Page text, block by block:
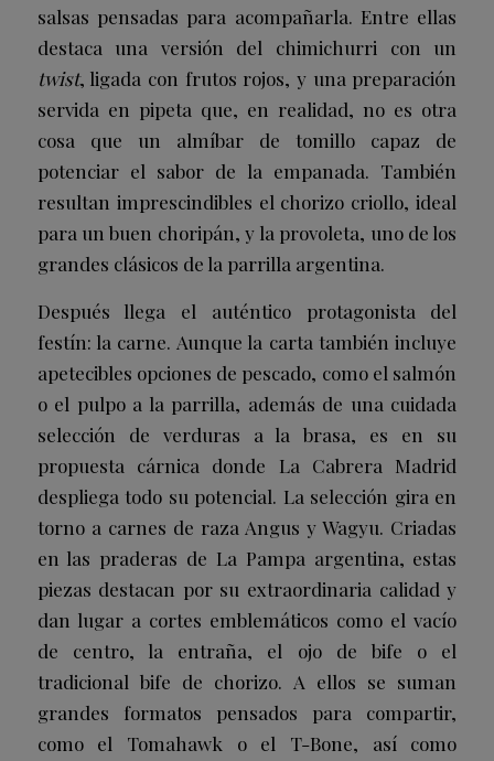
salsas pensadas para acompañarla. Entre ellas
destaca una versión del chimichurri con un
twist, ligada con frutos rojos, y una preparación
servida en pipeta que, en realidad, no es otra
cosa que un almíbar de tomillo capaz de
potenciar el sabor de la empanada. También
resultan imprescindibles el chorizo criollo, ideal
para un buen choripán, y la provoleta, uno de los
grandes clásicos de la parrilla argentina.
Después llega el auténtico protagonista del
festín: la carne. Aunque la carta también incluye
apetecibles opciones de pescado, como el salmón
o el pulpo a la parrilla, además de una cuidada
selección de verduras a la brasa, es en su
propuesta cárnica donde La Cabrera Madrid
despliega todo su potencial. La selección gira en
torno a carnes de raza Angus y Wagyu. Criadas
en las praderas de La Pampa argentina, estas
piezas destacan por su extraordinaria calidad y
dan lugar a cortes emblemáticos como el vacío
de centro, la entraña, el ojo de bife o el
tradicional bife de chorizo. A ellos se suman
grandes formatos pensados para compartir,
como el Tomahawk o el T-Bone, así como